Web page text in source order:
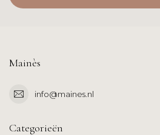
Mainès
info@maines.nl
Categorieën